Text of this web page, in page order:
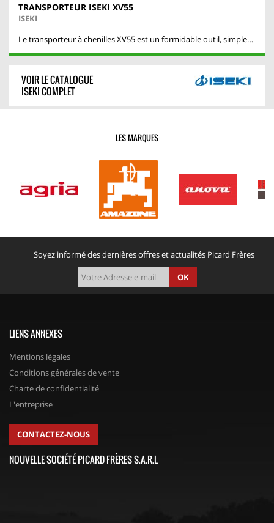
VOIR LE CATALOGUE
ISEKI COMPLET
TRANSPORTEUR ISEKI XV55
ISEKI
Le transporteur à chenilles XV55 est un formidable outil, simple…
LES MARQUES
Soyez informé des dernières offres et actualités Picard Frères
OK
LIENS ANNEXES
Mentions légales
Conditions générales de vente
Charte de confidentialité
L'entreprise
CONTACTEZ-NOUS
NOUVELLE SOCIÉTÉ PICARD FRÈRES S.A.R.L